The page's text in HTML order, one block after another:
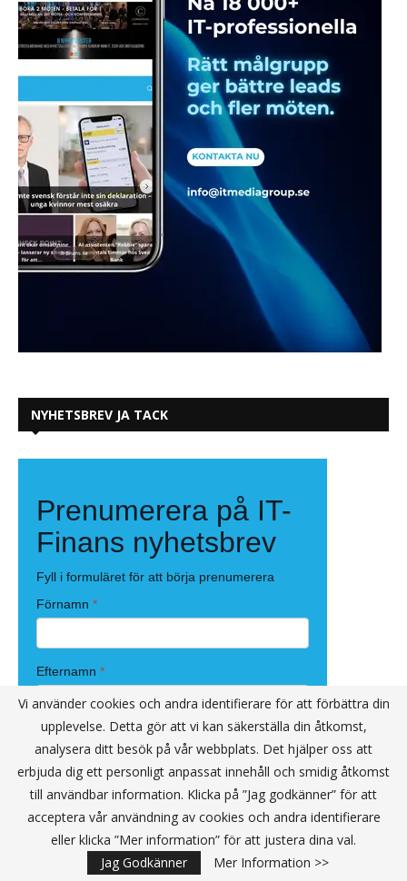
NYHETSBREV JA TACK
Vi använder cookies och andra identifierare för att förbättra din
upplevelse. Detta gör att vi kan säkerställa din åtkomst,
analysera ditt besök på vår webbplats. Det hjälper oss att
erbjuda dig ett personligt anpassat innehåll och smidig åtkomst
till användbar information. Klicka på ”Jag godkänner” för att
acceptera vår användning av cookies och andra identifierare
eller klicka ”Mer information” för att justera dina val.
Jag Godkänner
Mer Information >>